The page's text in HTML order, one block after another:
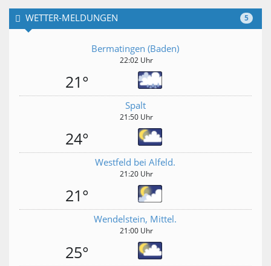
5
WETTER-MELDUNGEN
Bermatingen (Baden)
22:02 Uhr
21°
Spalt
21:50 Uhr
24°
Westfeld bei Alfeld.
21:20 Uhr
21°
Wendelstein, Mittel.
21:00 Uhr
25°